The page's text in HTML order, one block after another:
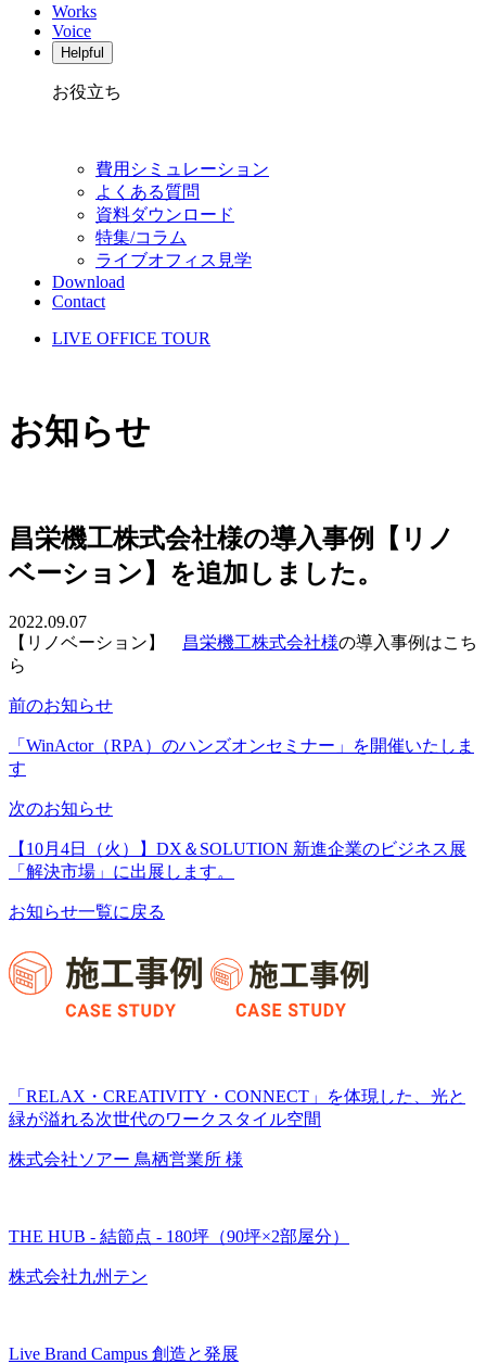
Works
Voice
Helpful
お役立ち
費用シミュレーション
よくある質問
資料ダウンロード
特集/コラム
ライブオフィス見学
Download
Contact
LIVE OFFICE TOUR
お知らせ
昌栄機工株式会社様の導入事例【リノ
ベーション】を追加しました。
2022.09.07
【リノベーション】
昌栄機工株式会社様の導入事例はこち
ら
前のお知らせ
「WinActor（RPA）のハンズオンセミナー」を開催いたしま
す
次のお知らせ
【10月4日（火）】DX＆SOLUTION 新進企業のビジネス展
「解決市場」に出展します。
お知らせ一覧に戻る
「RELAX・CREATIVITY・CONNECT」を体現した、光と
緑が溢れる次世代のワークスタイル空間
株式会社ソアー 鳥栖営業所 様
THE HUB - 結節点 - 180坪（90坪×2部屋分）
株式会社九州テン
Live Brand Campus 創造と発展